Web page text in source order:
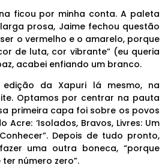
ficou por minha conta. A paleta
prosa, Jaime fechou questão
o vermelho e o amarelo, porque
de luta, cor vibrante” (eu queria
acabei enfiando um branco.
edição da Xapuri lá mesmo, na
Optamos por centrar na pauta
primeira capa foi sobre os povos
Acre: ‘Isolados, Bravos, Livres: Um
Depois de tudo pronto,
uma outra boneca, “porque
número zero”.